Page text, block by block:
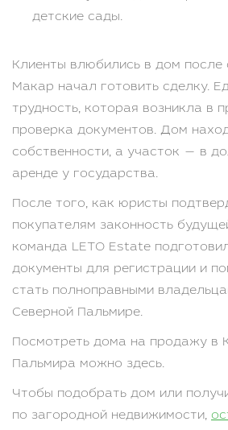
детские сады.
Клиенты влюбились в дом после
Макар начал готовить сделку.
трудность, которая возникла в
проверка документов. Дом
собственности, а участок — в
аренде у государства.
После того, как юристы
покупателям законность
команда LETO Estate
документы для регистрации и
стать полноправными
Северной Пальмире.
Посмотреть дома на продажу в
Пальмира можно здесь.
Чтобы подобрать дом или
по загородной недвижимости,